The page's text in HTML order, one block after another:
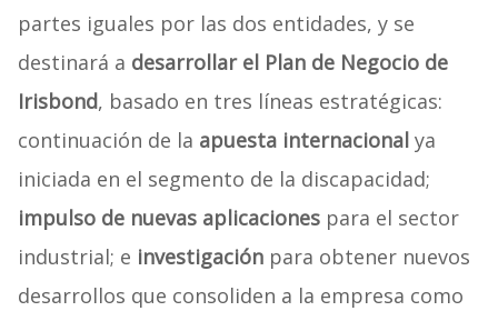
partes iguales por las dos entidades, y se
destinará a desarrollar el Plan de Negocio de
Irisbond, basado en tres líneas estratégicas:
continuación de la apuesta internacionalya
iniciada en el segmento de la discapacidad;
impulso de nuevas aplicacionespara el sector
industrial; e investigaciónpara obtener nuevos
desarrollos que consoliden a la empresa como